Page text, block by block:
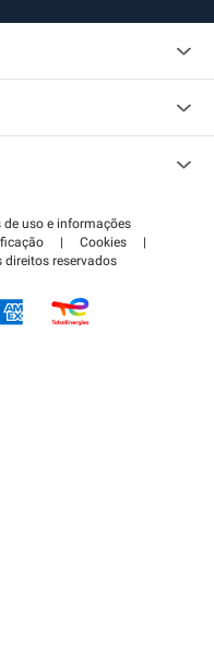
de uso e informações
| Cookies
|
reservados